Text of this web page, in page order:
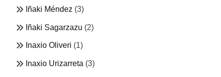
Iñaki Méndez (3)
Iñaki Sagarzazu (2)
Inaxio Oliveri (1)
Inaxio Urizarreta (3)